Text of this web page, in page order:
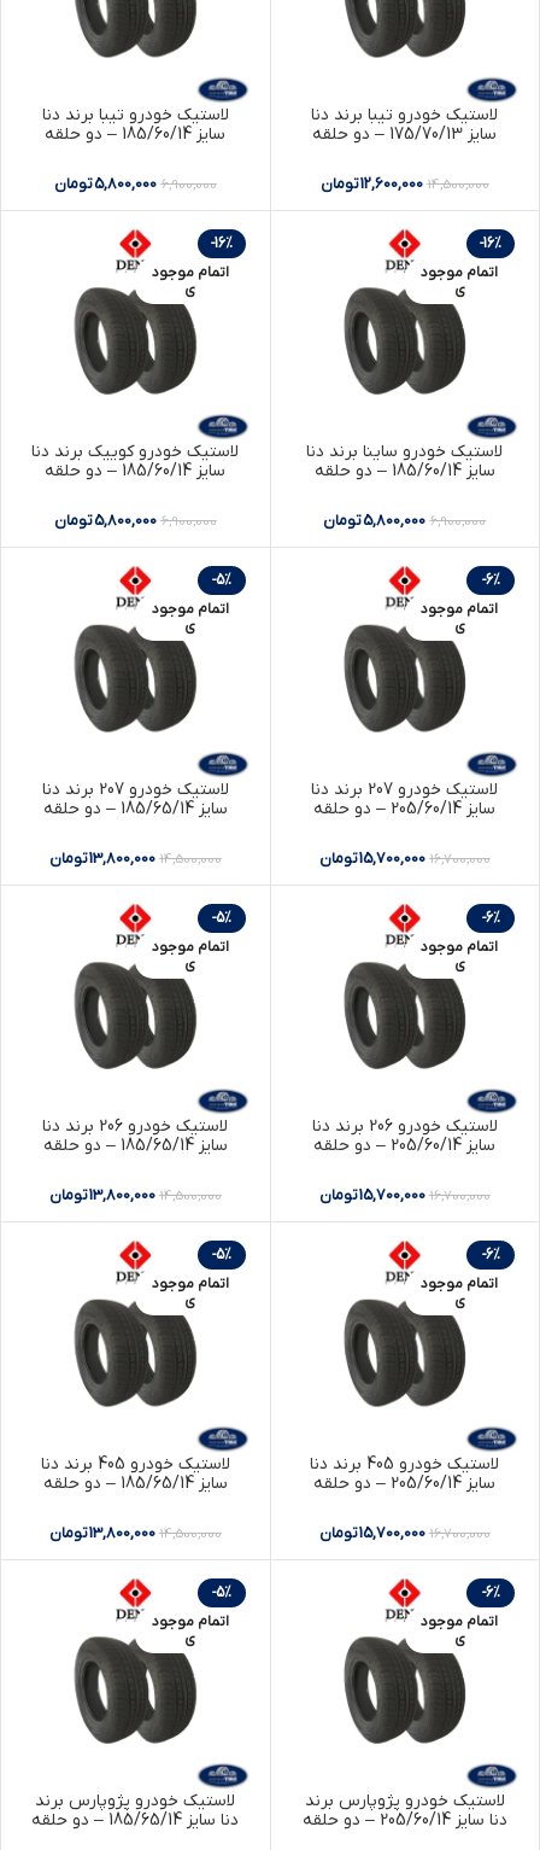
لاستیک خودرو تیبا برند دنا
سایز 175/70/13 – دو حلقه
14,500,000
12,600,000تومان
لاستیک خودرو تیبا برند دنا
سایز 185/60/14 – دو حلقه
6,900,000
5,800,000تومان
-16%
اتمام موجود
ی
لاستیک خودرو ساینا برند دنا
سایز 185/60/14 – دو حلقه
6,900,000
5,800,000تومان
-16%
اتمام موجود
ی
لاستیک خودرو کوییک برند دنا
سایز 185/60/14 – دو حلقه
6,900,000
5,800,000تومان
-6%
اتمام موجود
ی
لاستیک خودرو 207 برند دنا
سایز 205/60/14 – دو حلقه
16,700,000
15,700,000تومان
-5%
اتمام موجود
ی
لاستیک خودرو 207 برند دنا
سایز 185/65/14 – دو حلقه
14,500,000
13,800,000تومان
-6%
اتمام موجود
ی
لاستیک خودرو 206 برند دنا
سایز 205/60/14 – دو حلقه
16,700,000
15,700,000تومان
-5%
اتمام موجود
ی
لاستیک خودرو 206 برند دنا
سایز 185/65/14 – دو حلقه
14,500,000
13,800,000تومان
-6%
اتمام موجود
ی
لاستیک خودرو 405 برند دنا
سایز 205/60/14 – دو حلقه
16,700,000
15,700,000تومان
-5%
اتمام موجود
ی
لاستیک خودرو 405 برند دنا
سایز 185/65/14 – دو حلقه
14,500,000
13,800,000تومان
-6%
اتمام موجود
ی
لاستیک خودرو پژوپارس برند
دنا سایز 205/60/14 – دو حلقه
-5%
اتمام موجود
ی
لاستیک خودرو پژوپارس برند
دنا سایز 185/65/14 – دو حلقه